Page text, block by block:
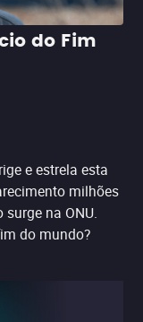
do Fim
e estrela esta
milhões
na ONU.
do mundo?